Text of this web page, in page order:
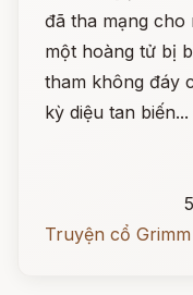
đã tha mạng
một hoàng tử bị
tham không đáy
kỳ diệu tan biến...
Truyện cổ Grimm